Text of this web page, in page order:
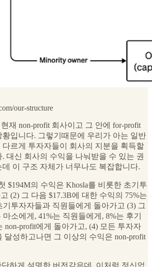
our-structure
재 non-profit 회사이고 그 안에 for-profit
황입니다. 그렇기때문에 우리가 아는 일반
르게 투자자들이 회사의 지분을 획득할
대신 회사의 수익을 나눠받을 수 있는 권
이 구조 자체가 너무나도 복잡합니다.
$194M의 수익은 Khosla를 비롯한 초기투
(2) 그 다음 $17.3B에 대한 수익의 75%는
기투자자들과 직원들에게 돌아가고 (3) 그
소에게, 41%는 직원들에게, 8%는 후기
non-profit에게 돌아가고, (4) 모든 투자자
달성하고나면 그 이상의 수익은 non-profit
하게 설명한 버전같은데, 이처럼 정신없